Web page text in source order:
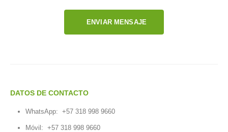
ENVIAR MENSAJE
DATOS DE CONTACTO
WhatsApp: +57 318 998 9660
Móvil: +57 318 998 9660